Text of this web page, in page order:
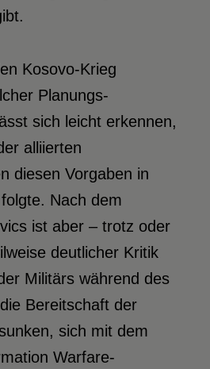
Kosovo-Krieg
Planungs-
sich leicht erkennen,
alliierten
diesen Vorgaben in
Nach dem
ist aber – trotz oder
deutlicher Kritik
Militärs während des
Bereitschaft der
sich mit dem
Warfare-